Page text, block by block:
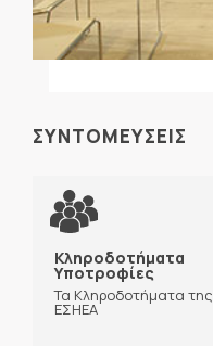
ΣΥΝΤΟΜΕΥΣΕΙΣ
Κληροδοτήματα
Υποτροφίες
Τα Κληροδοτήματα της
ΕΣΗΕΑ